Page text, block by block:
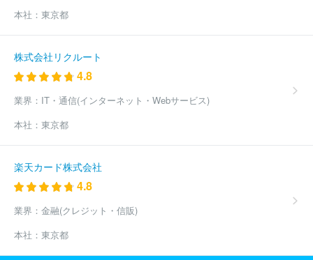
本社： 東京都
株式会社リクルート
4.8
業界： IT・通信(インターネット・Webサービス)
本社： 東京都
楽天カード株式会社
4.8
業界： 金融(クレジット・信販)
本社： 東京都